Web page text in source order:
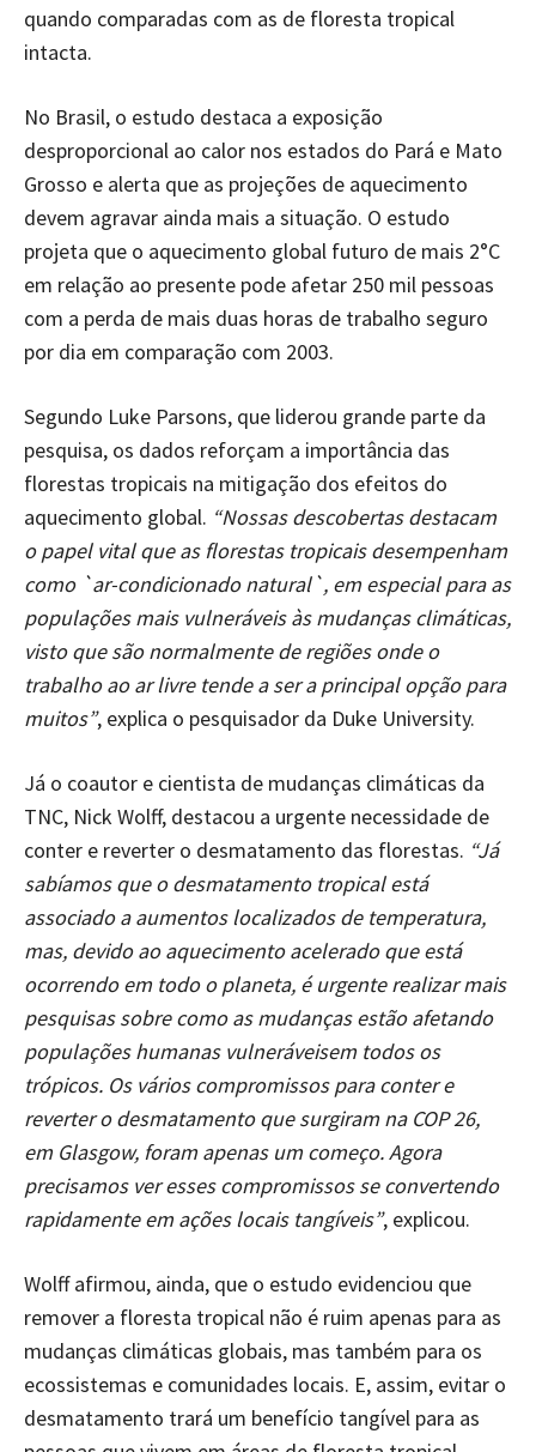
quando comparadas com as de floresta tropical
intacta.
No Brasil, o estudo destaca a exposição
desproporcional ao calor nos estados do Pará e Mato
Grosso e alerta que as projeções de aquecimento
devem agravar ainda mais a situação. O estudo
projeta que o aquecimento global futuro de mais 2°C
em relação ao presente pode afetar 250 mil pessoas
com a perda de mais duas horas de trabalho seguro
por dia em comparação com 2003.
Segundo Luke Parsons, que liderou grande parte da
pesquisa, os dados reforçam a importância das
florestas tropicais na mitigação dos efeitos do
aquecimento global. “Nossas descobertas destacam
o papel vital que as florestas tropicais desempenham
como `ar-condicionado natural`, em especial para as
populações mais vulneráveis ​​às mudanças climáticas,
visto que são normalmente de regiões onde o
trabalho ao ar livre tende a ser a principal opção para
muitos”, explica o pesquisador da Duke University.
Já o coautor e cientista de mudanças climáticas da
TNC, Nick Wolff, destacou a urgente necessidade de
conter e reverter o desmatamento das florestas. “Já
sabíamos que o desmatamento tropical está
associado a aumentos localizados de temperatura,
mas, devido ao aquecimento acelerado que está
ocorrendo em todo o planeta, é urgente realizar mais
pesquisas sobre como as mudanças estão afetando
populações humanas vulneráveis​​em todos os
trópicos. Os vários compromissos para conter e
reverter o desmatamento que surgiram na COP 26,
em Glasgow, foram apenas um começo. Agora
precisamos ver esses compromissos se convertendo
rapidamente em ações locais tangíveis”, explicou.
Wolff afirmou, ainda, que o estudo evidenciou que
remover a floresta tropical não é ruim apenas para as
mudanças climáticas globais, mas também para os
ecossistemas e comunidades locais. E, assim, evitar o
desmatamento trará um benefício tangível para as